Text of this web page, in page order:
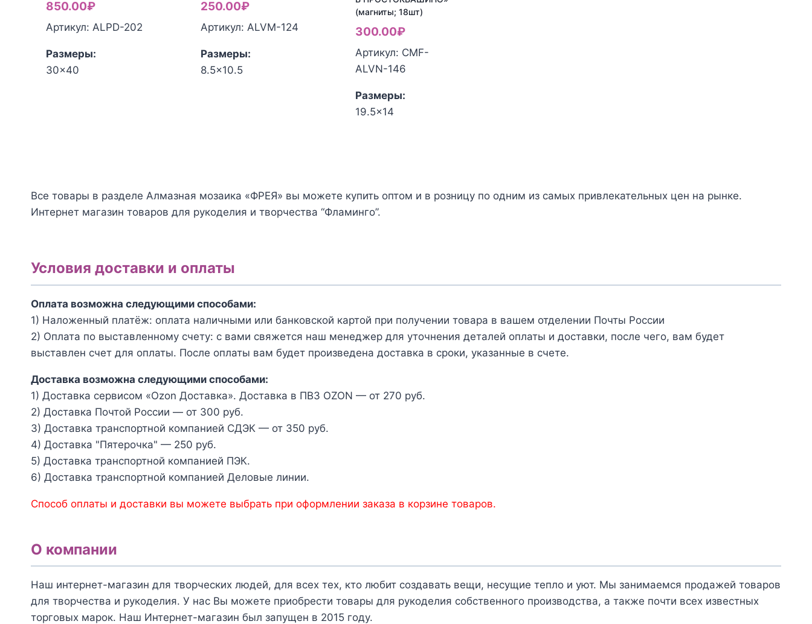
850.00₽
Артикул: ALPD-202
"В
ЦВЕТАХ"
Размеры:
30x40
250.00₽
Артикул: ALVM-124
магнит
"КВОККА"
Размеры:
8.5x10.5
(магниты; 18шт)
300.00₽
Артикул: CMF-
ALVN-146
CMF-
ALVN-
В
(магниты;
18шт)
Размеры:
19.5x14
Все товары в разделе Алмазная мозаика «ФРЕЯ» вы можете купить оптом и в розницу по одним из самых привлекательных цен на рынке.
Интернет магазин товаров для рукоделия и творчества “Фламинго”.
Условия доставки и оплаты
Оплата возможна следующими способами:
1) Наложенный платёж: оплата наличными или банковской картой при получении товара в вашем отделении Почты России
2) Оплата по выставленному счету: с вами свяжется наш менеджер для уточнения деталей оплаты и доставки, после чего, вам будет
выставлен счет для оплаты. После оплаты вам будет произведена доставка в сроки, указанные в счете.
Доставка возможна следующими способами:
1) Доставка сервисом «Ozon Доставка». Доставка в ПВЗ OZON — от 270 руб.
2) Доставка Почтой России — от 300 руб.
3) Доставка транспортной компанией СДЭК — от 350 руб.
4) Доставка "Пятерочка" — 250 руб.
5) Доставка транспортной компанией ПЭК.
6) Доставка транспортной компанией Деловые линии.
Способ оплаты и доставки вы можете выбрать при оформлении заказа в корзине товаров.
О компании
Наш интернет-магазин для творческих людей, для всех тех, кто любит создавать вещи, несущие тепло и уют. Мы занимаемся продажей товаров
для творчества и рукоделия. У нас Вы можете приобрести товары для рукоделия собственного производства, а также почти всех известных
торговых марок. Наш Интернет-магазин был запущен в 2015 году.